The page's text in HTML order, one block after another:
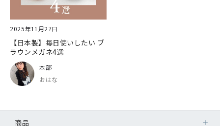
2025年11月27日
【日本製】毎日使いしたい ブ
ラウンメガネ4選
本部
おはな
商品